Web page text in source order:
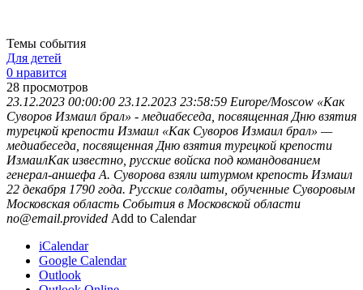
Темы события
Для детей
0 нравится
28 просмотров
23.12.2023 00:00:00 23.12.2023 23:58:59 Europe/Moscow «Как
Суворов Измаил брал» - медиабеседа, посвященная Дню взятия
турецкой крепости Измаил «Как Суворов Измаил брал» —
медиабеседа, посвященная Дню взятия турецкой крепости
ИзмаилКак известно, русские войска под командованием
генерал-аншефа А. Суворова взяли штурмом крепость Измаил
22 декабря 1790 года. Русские солдаты, обученные Суворовым
Московская область События в Московской области
no@email.provided Add to Calendar
iCalendar
Google Calendar
Outlook